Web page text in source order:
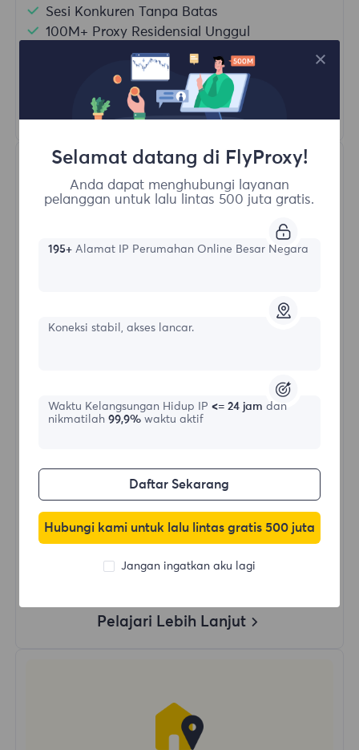
Sesi Konkuren Tanpa Batas
100M+ Proxy Residensial Unggul
Rotasi Proxy Otomatis
HTTP(S)/SOCKS5
Pelajari Lebih Lanjut
Bentuk awal
Penggunaan Data Tanpa Batas
Penggunaan IP Tanpa Batas
Lebih dari 50 wilayah di seluruh dunia
Negara Acak
Pelajari Lebih Lanjut
Selamat datang di FlyProxy!
Anda dapat menghubungi layanan
pelanggan untuk lalu lintas 500 juta gratis.
195+Alamat IP Perumahan Online Besar Negara
Koneksi stabil, akses lancar.
Waktu Kelangsungan Hidup IP <= 24 jam dan
nikmatilah 99,9%waktu aktif
Daftar Sekarang
Hubungi kami untuk lalu lintas gratis 500 juta
Jangan ingatkan aku lagi